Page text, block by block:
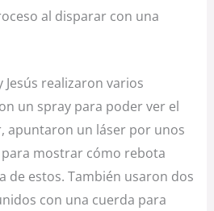
al disparar con una
realizaron varios
un spray para poder ver el
apuntaron un láser por unos
mostrar cómo rebota
de estos. También usaron dos
con una cuerda para